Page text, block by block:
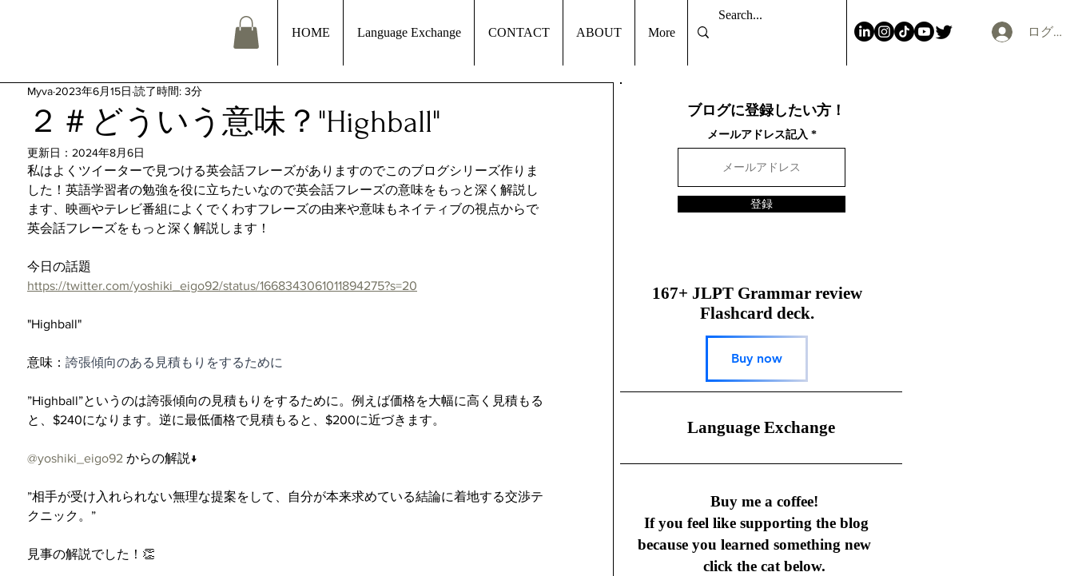
HOME Language Exchange CONTACT ABOUT More ログイ
２＃どういう意味？"Highball"
Myva 2023年6月15日 読了時間: 3分
更新日： 2024年8月6日
私はよくツイーターで見つける英会話フレーズがありますのでこのブログシリーズ作りま
した！英語学習者の勉強を役に立ちたいなので英会話フレーズの意味をもっと深く解説し
ます、映画やテレビ番組によくでくわすフレーズの由来や意味もネイティブの視点からで
英会話フレーズをもっと深く解説します！
今日の話題
https://twitter.com/yoshiki_eigo92/status/1668343061011894275?s=20
"Highball"
意味： 誇張傾向のある見積もりをするために
”Highball”というのは誇張傾向の見積もりをするために。例えば価格を大幅に高く見積もる
と、$240になります。逆に最低価格で見積もると、$200に近づきます。
@yoshiki_eigo92 からの解説↓
”相手が受け入れられない無理な提案をして、自分が本来求めている結論に着地する交渉テ
クニック。”
見事の解説でした！👏
ブログに登録したい方！
メールアドレス記入
登録
167+ JLPT Grammar review
Flashcard deck.
Buy now
​Language Exchange
Buy me a coffee!
If you feel like supporting the blog
because you learned something new
click the cat below.